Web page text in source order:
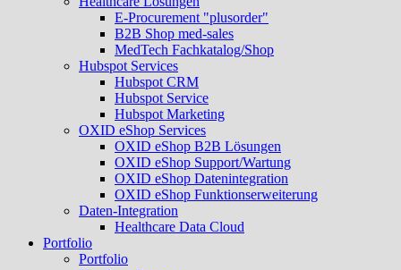
E-Procurement "plusorder"
B2B Shop med-sales
MedTech Fachkatalog/Shop
Hubspot Services
Hubspot CRM
Hubspot Service
Hubspot Marketing
OXID eShop Services
OXID eShop B2B Lösungen
OXID eShop Support/Wartung
OXID eShop Datenintegration
OXID eShop Funktionserweiterung
Daten-Integration
Healthcare Data Cloud
Portfolio
Portfolio